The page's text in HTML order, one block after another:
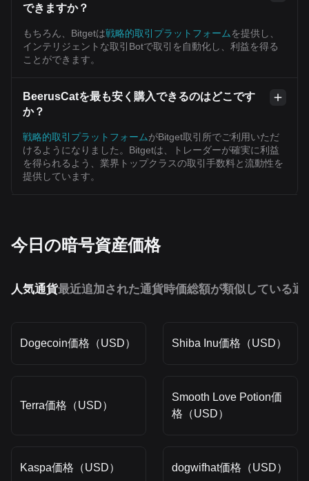
できますか？
もちろん、Bitgetは戦略的取引プラットフォーム を提供し、
インテリジェントな取引Botで取引を自動化し、利益を得る
ことができます。
BeerusCatを最も安く購入できるのはどこです
か？
戦略的取引プラットフォームがBitget取引所でご利用いただ
けるようになりました。Bitgetは、トレーダーが確実に利益
を得られるよう、業界トップクラスの取引手数料と流動性を
提供しています。
今日の暗号資産価格
人気通貨最近追加された通貨時価総額が類似している通
Dogecoin価格（USD） Shiba Inu価格（USD）
Terra価格（USD）
Smooth Love Potion価
格（USD）
Kaspa価格（USD） dogwifhat価格（USD）